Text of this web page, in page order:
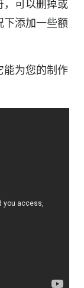
，可以删掉或
下添加一些额
能为您的制作